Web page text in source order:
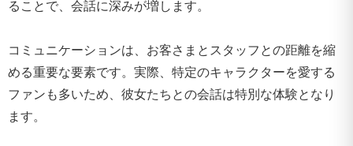
ることで、会話に深みが増します。
コミュニケーションは、お客さまとスタッフとの距離を縮
める重要な要素です。実際、特定のキャラクターを愛する
ファンも多いため、彼女たちとの会話は特別な体験となり
ます。